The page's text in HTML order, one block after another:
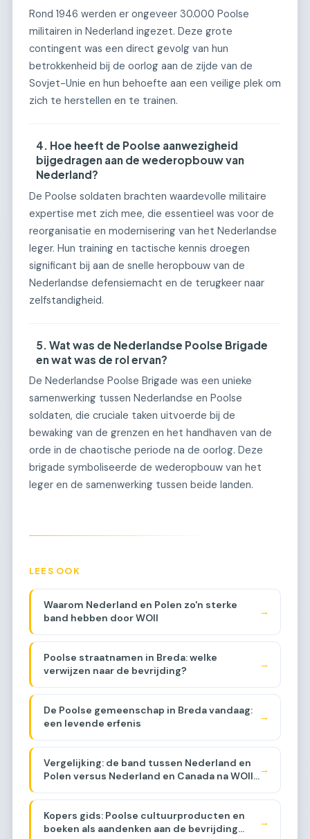
Rond 1946 werden er ongeveer 30.000 Poolse
militairen in Nederland ingezet. Deze grote
contingent was een direct gevolg van hun
betrokkenheid bij de oorlog aan de zijde van de
Sovjet-Unie en hun behoefte aan een veilige plek om
zich te herstellen en te trainen.
4. Hoe heeft de Poolse aanwezigheid
bijgedragen aan de wederopbouw van
Nederland?
De Poolse soldaten brachten waardevolle militaire
expertise met zich mee, die essentieel was voor de
reorganisatie en modernisering van het Nederlandse
leger. Hun training en tactische kennis droegen
significant bij aan de snelle heropbouw van de
Nederlandse defensiemacht en de terugkeer naar
zelfstandigheid.
5. Wat was de Nederlandse Poolse Brigade
en wat was de rol ervan?
De Nederlandse Poolse Brigade was een unieke
samenwerking tussen Nederlandse en Poolse
soldaten, die cruciale taken uitvoerde bij de
bewaking van de grenzen en het handhaven van de
orde in de chaotische periode na de oorlog. Deze
brigade symboliseerde de wederopbouw van het
leger en de samenwerking tussen beide landen.
LEES OOK
Waarom Nederland en Polen zo'n sterke
band hebben door WOII
→
Poolse straatnamen in Breda: welke
verwijzen naar de bevrijding?
→
De Poolse gemeenschap in Breda vandaag:
een levende erfenis
→
Vergelijking: de band tussen Nederland en
Polen versus Nederland en Canada na WOII
→
Kopers gids: Poolse cultuurproducten en
boeken als aandenken aan de bevrijding
→